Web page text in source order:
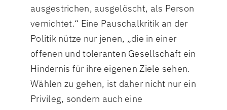
ausgestrichen, ausgelöscht, als Person
vernichtet.“ Eine Pauschalkritik an der
Politik nütze nur jenen, „die in einer
offenen und toleranten Gesellschaft ein
Hindernis für ihre eigenen Ziele sehen.
Wählen zu gehen, ist daher nicht nur ein
Privileg, sondern auch eine